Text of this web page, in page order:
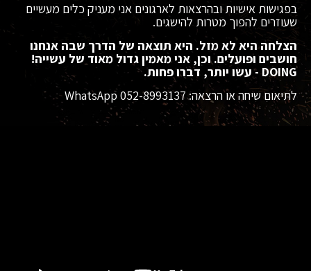
בפגישות אישיות ובהרצאות לארגונים אני מעניק כלים מעשיים
שעוזרים להפוך מטרות להישגים.
הצלחה היא לא מזל. היא תוצאה של הדרך שבה אנחנו
חושבים ופועלים. וכן, אני מאמין גדול מאוד של עשייה!
DOING - עשו יותר, דברו פחות.
לתיאום שיחה או הרצאה: WhatsApp 052-8993137